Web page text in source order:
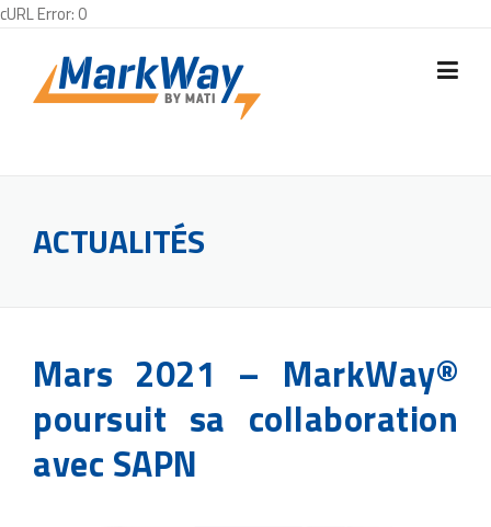
cURL Error: 0
content
ACTUALITÉS
Mars 2021 – MarkWay®
poursuit sa collaboration
avec SAPN